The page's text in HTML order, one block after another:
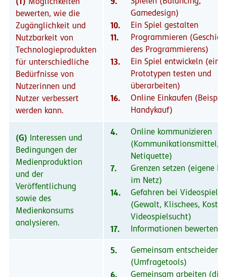
bewerten, wie die
Zugänglichkeit und
Nutzbarkeit von
Technologieprodukten
für unterschiedliche
Bedürfnisse von
Nutzerinnen und
Nutzer verbessert
werden kann.
Gamedesign)
10. Ein Spiel gestalten
11.
Programmieren
des Programmierens)
13.
Ein Spiel entwickeln
Prototypen testen und
überarbeiten)
16.
Online Einkaufen (Beispiel
Handykauf)
(G) Interessen und
Bedingungen der
Medienproduktion
und der
Veröffentlichung
sowie des
Medienkonsums
analysieren.
4.
Online kommunizieren
(Kommunikationsmittel,
Netiquette)
7.
Grenzen setzen (eigene
im Netz)
14.
Gefahren bei Videospielen
(Gewalt, Klischees,
Videospielsucht)
17. Informationen bewerten
5.
Gemeinsam entscheiden
(Umfragetools)
6.
Gemeinsam arbeiten